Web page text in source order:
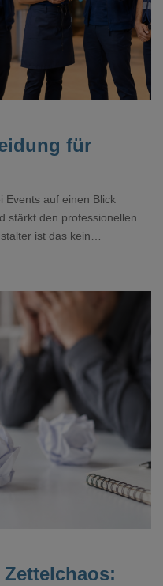
für
Events auf einen Blick
stärkt den professionellen
ist das kein
oder mehreren